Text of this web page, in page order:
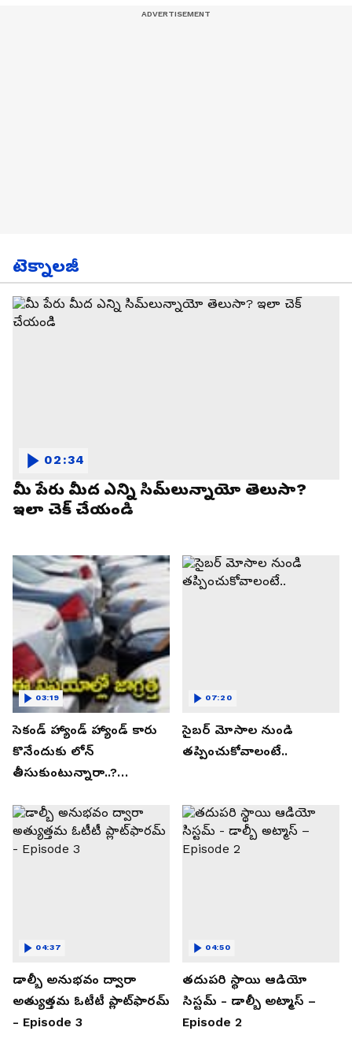
టెక్నాలజీ
మీ పేరు మీద ఎన్ని సిమ్‌లున్నాయో తెలుసా?
ఇలా చెక్ చేయండి
02:34
సెకండ్ హ్యాండ్ హ్యాండ్ కారు
కొనేందుకు లోన్
తీసుకుంటున్నారా..?
తెలుసుకోండి..!
03:19
సైబర్ మోసాల నుండి
తప్పించుకోవాలంటే..
07:20
డాల్బీ అనుభవం ద్వారా
అత్యుత్తమ ఓటీటీ ప్లాట్‌ఫారమ్
- Episode 3
04:37
తదుపరి స్థాయి ఆడియో
సిస్టమ్ - డాల్బీ అట్మాస్ –
Episode 2
04:50